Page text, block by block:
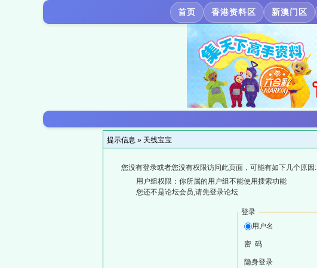
首页 香港资料区 新澳门区
提示信息 » 天线宝宝
您没有登录或者您没有权限访问此页面，可能有如下几个原因:
用户组权限：你所属的用户组不能使用搜索功能
您还不是论坛会员,请先登录论坛
登录
用户名
密 码
隐身登录